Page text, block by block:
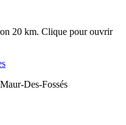
20 km. Clique pour ouvrir
Des-Fossés